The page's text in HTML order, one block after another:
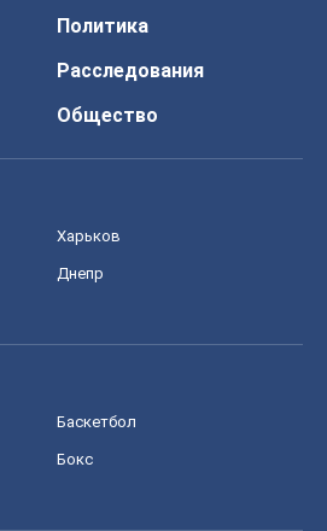
Политика
Расследования
Общество
Харьков
Днепр
Баскетбол
Бокс